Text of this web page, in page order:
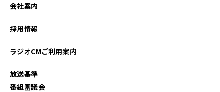
会社案内
採用情報
ラジオCMご利用案内
放送基準
番組審議会